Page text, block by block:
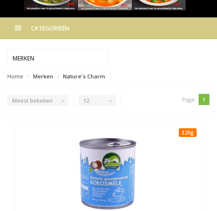
CATEGORIEËN
MERKEN
Home Merken Nature's Charm
Meest bekeken 12 Page: 1
320g